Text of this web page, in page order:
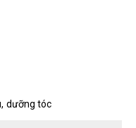
dưỡng tóc